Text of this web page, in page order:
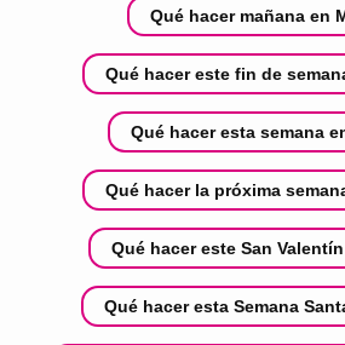
Qué hacer mañana en
Qué hacer este fin de
Qué hacer esta semana
Qué hacer la próxima
Qué hacer este San
Qué hacer esta Semana